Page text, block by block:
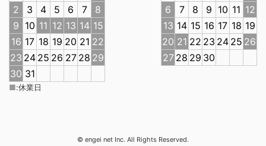
2
3 4 5 6 7
8
9 10 11 12 13 14 15
16 17 18 19 20 21 22
23 24 25 26 27 28 29
30 31
6
7 8 9 10 11 12
13 14 15 16 17 18 19
20 21 22 23 24 25 26
27 28 29 30
■:休業日
© engei net Inc. All Rights Reserved.